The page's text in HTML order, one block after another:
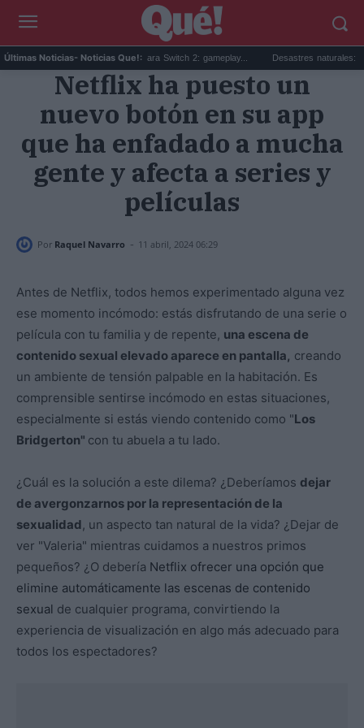
Últimas Noticias- Noticias Que!:
sorpresa de Minecraft para Switch 2: gameplay... Desastres naturales: qué son,
Netflix ha puesto un
nuevo botón en su app
que ha enfadado a mucha
gente y afecta a series y
películas
Por Raquel Navarro - 11 abril, 2024 06:29
Antes de Netflix, todos hemos experimentado alguna vez
ese momento incómodo: estás disfrutando de una serie o
película con tu familia y de repente, una escena de
contenido sexual elevado aparece en pantalla, creando
un ambiente de tensión palpable en la habitación. Es
comprensible sentirse incómodo en estas situaciones,
especialmente si estás viendo contenido como "Los
Bridgerton" con tu abuela a tu lado.
¿Cuál es la solución a este dilema? ¿Deberíamos dejar
de avergonzarnos por la representación de la
sexualidad, un aspecto tan natural de la vida? ¿Dejar de
ver "Valeria" mientras cuidamos a nuestros primos
pequeños? ¿O debería Netflix ofrecer una opción que
elimine automáticamente las escenas de contenido
sexual de cualquier programa, convirtiendo la
experiencia de visualización en algo más adecuado para
todos los espectadores?